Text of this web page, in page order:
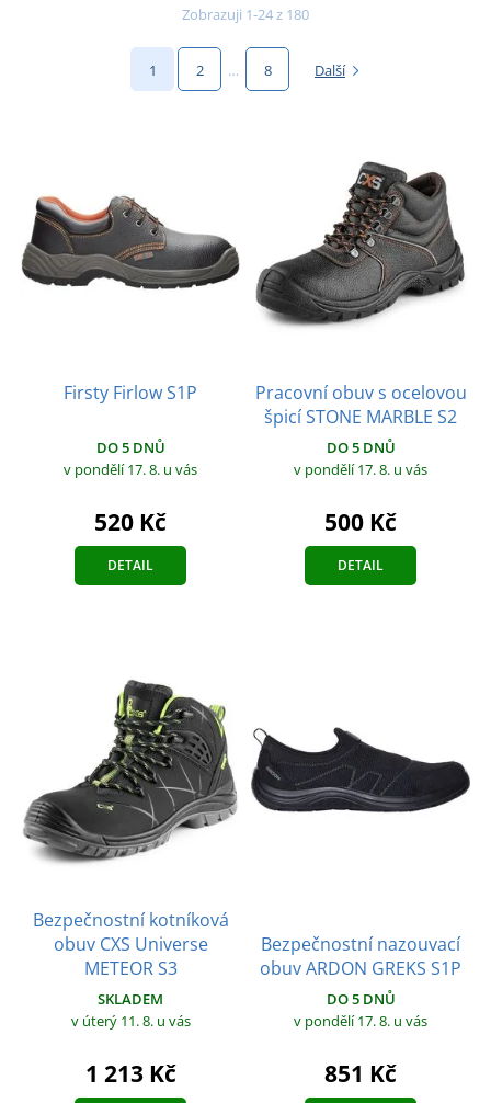
Zobrazuji 1-24 z 180
1 2 … 8 Další
Firsty Firlow S1P
DO 5 DNŮ
v pondělí 17. 8. u vás
520 Kč
DETAIL
Pracovní obuv s ocelovou
špicí STONE MARBLE S2
DO 5 DNŮ
v pondělí 17. 8. u vás
500 Kč
DETAIL
Bezpečnostní kotníková
obuv CXS Universe
METEOR S3
SKLADEM
v úterý 11. 8. u vás
1 213 Kč
Bezpečnostní nazouvací
obuv ARDON GREKS S1P
DO 5 DNŮ
v pondělí 17. 8. u vás
851 Kč